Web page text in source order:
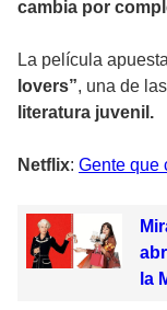
cambia por
La película
lovers”, una de
literatura juvenil.
Netflix: Gente que
la